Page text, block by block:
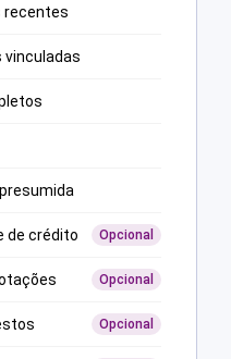
recentes
vinculadas
de crédito Opcional
Opcional
Opcional